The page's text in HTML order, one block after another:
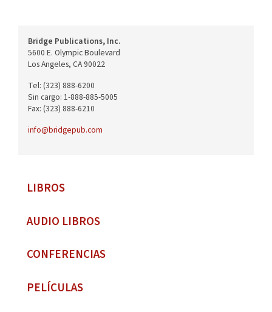
Bridge Publications, Inc.
5600 E. Olympic Boulevard
Los Angeles, CA 90022
Tel: (323) 888-6200
Sin cargo: 1-888-885-5005
Fax: (323) 888-6210
info@bridgepub.com
LIBROS
AUDIO LIBROS
CONFERENCIAS
PELÍCULAS